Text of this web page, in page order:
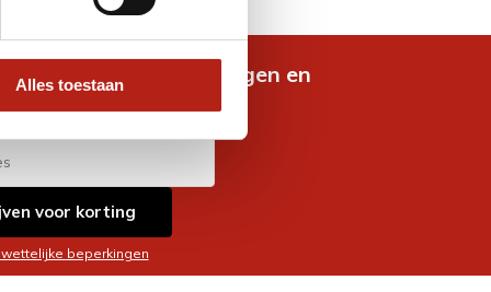
Alles toestaan
nieuwste aanbiedingen en
voor korting
beperkingen